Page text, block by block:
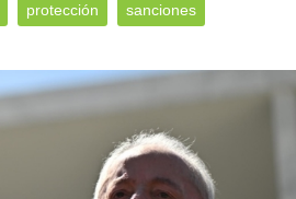
protección sanciones